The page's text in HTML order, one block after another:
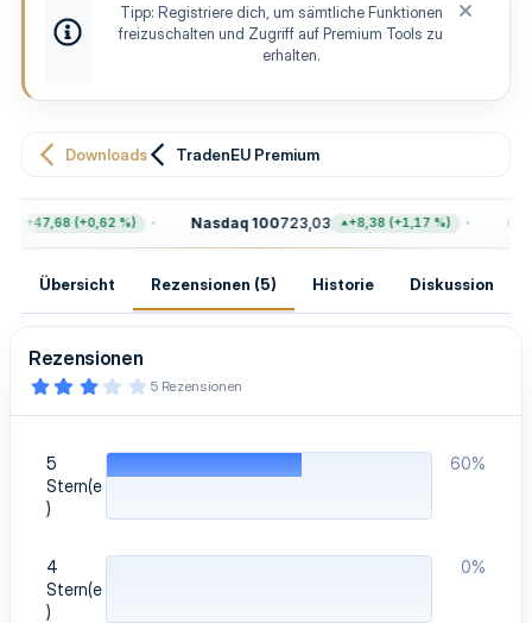
l
e
Tipp: Registriere dich, um sämtliche Funktionen
freizuschalten und Zugriff auf Premium Tools zu
erhalten.
Downloads TradenEU Premium
+47,68 (+0,62 %) Nasdaq 100723,03 +8,38 (+1,17 %) Gold
Übersicht Rezensionen (5) Historie Diskussion
Rezensionen
3
4
S
t
n
e
5 Rezensionen
5
Stern(e
)
60%
4
Stern(e
)
0%